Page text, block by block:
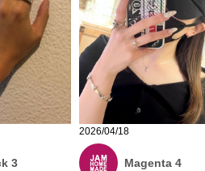
3
2026/04/18
Magenta 4